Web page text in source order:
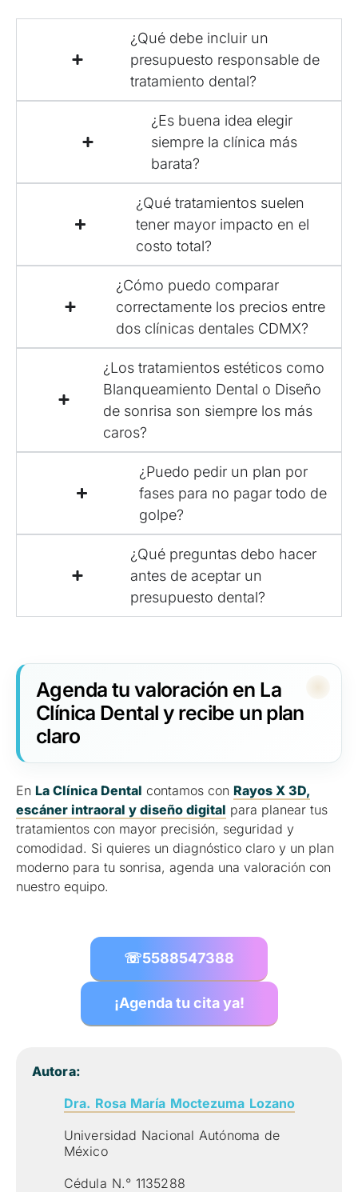
¿Qué debe incluir un
presupuesto responsable de
tratamiento dental?
¿Es buena idea elegir
siempre la clínica más
barata?
¿Qué tratamientos suelen
tener mayor impacto en el
costo total?
¿Cómo puedo comparar
correctamente los precios entre
dos clínicas dentales CDMX?
¿Los tratamientos estéticos como
Blanqueamiento Dental o Diseño
de sonrisa son siempre los más
caros?
¿Puedo pedir un plan por
fases para no pagar todo de
golpe?
¿Qué preguntas debo hacer
antes de aceptar un
presupuesto dental?
Agenda tu valoración en La
Clínica Dental y recibe un plan
claro
En La Clínica Dental contamos con Rayos X 3D,
escáner intraoral y diseño digital para planear tus
tratamientos con mayor precisión, seguridad y
comodidad. Si quieres un diagnóstico claro y un plan
moderno para tu sonrisa, agenda una valoración con
nuestro equipo.
☏5588547388
¡Agenda tu cita ya!
Autora:
Dra. Rosa María Moctezuma Lozano
Universidad Nacional Autónoma de
México
Cédula N.° 1135288